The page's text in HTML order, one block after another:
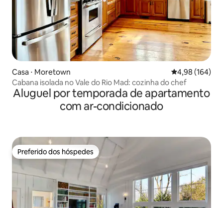
Casa ⋅ Moretown 4,98 de uma
4,98 (164)
Cabana isolada no Vale do Rio Mad: cozinha do chef
Aluguel por temporada de apartamento
com ar-condicionado
Preferido dos hóspedes
Preferido dos hóspedes